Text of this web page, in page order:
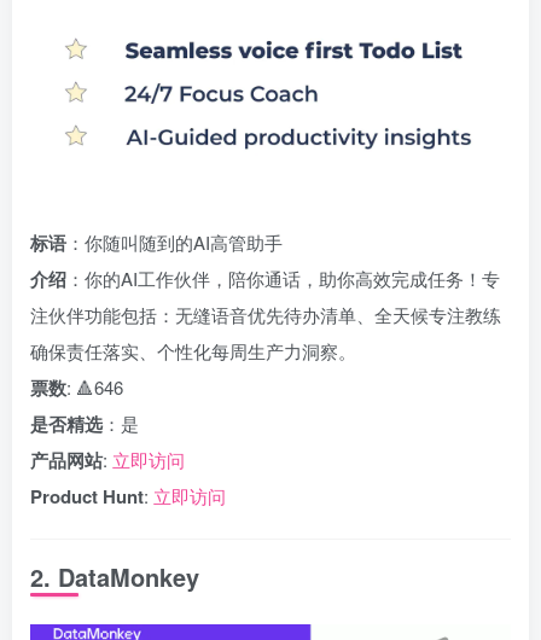
标语 ：你随叫随到的AI高管助手
介绍 ：你的AI工作伙伴，陪你通话，助你高效完成任务！专
注伙伴功能包括：无缝语音优先待办清单、全天候专注教练
确保责任落实、个性化每周生产力洞察。
票数: 🔺646
是否精选 ：是
产品网站: 立即访问
Product Hunt: 立即访问
2. DataMonkey